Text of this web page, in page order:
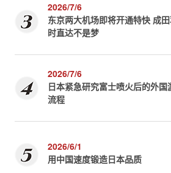
2026/7/6
东京两大机场即将开通特快 成
时直达不是梦
2026/7/6
日本紧急研究富士喷火后的外国
流程
2026/6/1
用中国速度锻造日本品质